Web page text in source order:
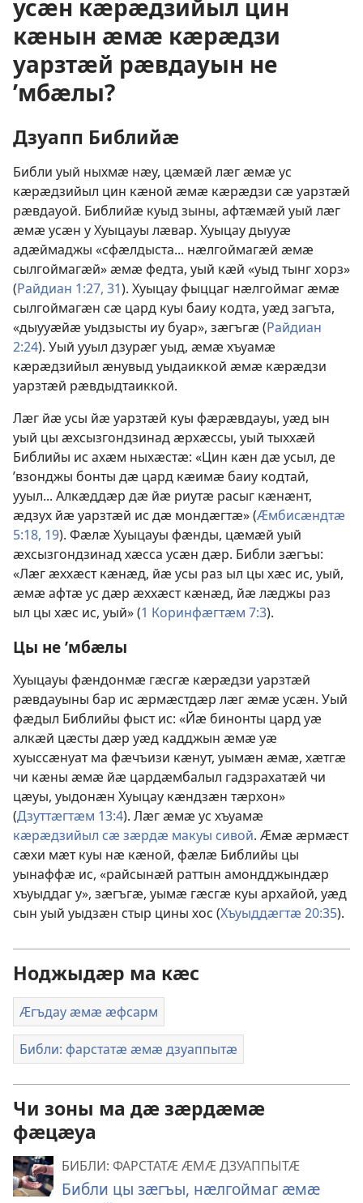
усӕн кӕрӕдзийыл цин
кӕнын ӕмӕ кӕрӕдзи
уарзтӕй рӕвдауын не
’мбӕлы?
Дзуапп Библийӕ
Библи уый ныхмӕ нӕу, цӕмӕй лӕг ӕмӕ ус
кӕрӕдзийыл цин кӕной ӕмӕ кӕрӕдзи сӕ уарзтӕй
рӕвдауой. Библийӕ куыд зыны, афтӕмӕй уый лӕг
ӕмӕ усӕн у Хуыцауы лӕвар. Хуыцау дыууӕ
адӕймаджы «сфӕлдыста... нӕлгоймагӕй ӕмӕ
сылгоймагӕй» ӕмӕ федта, уый кӕй «уыд тынг хорз»
(Райдиан 1:27, 31). Хуыцау фыццаг нӕлгоймаг ӕмӕ
сылгоймагӕн сӕ цард куы баиу кодта, уӕд загъта,
«дыууӕйӕ уыдзысты иу буар», зӕгъгӕ (Райдиан
2:24). Уый ууыл дзурӕг уыд, ӕмӕ хъуамӕ
кӕрӕдзийыл ӕнувыд уыдаиккой ӕмӕ кӕрӕдзи
уарзтӕй рӕвдыдтаиккой.
Лӕг йӕ усы йӕ уарзтӕй куы фӕрӕвдауы, уӕд ын
уый цы ӕхсызгондзинад ӕрхӕссы, уый тыххӕй
Библийы ис ахӕм ныхӕстӕ: «Цин кӕн дӕ усыл, де
’взонджы бонты дӕ цард кӕимӕ баиу кодтай,
ууыл... Алкӕддӕр дӕ йӕ риутӕ расыг кӕнӕнт,
ӕдзух йӕ уарзтӕй ис дӕ мондӕгтӕ» (Ӕмбисӕндтӕ
5:18, 19). Фӕлӕ Хуыцауы фӕнды, цӕмӕй уый
ӕхсызгондзинад хӕсса усӕн дӕр. Библи зӕгъы:
«Лӕг ӕххӕст кӕнӕд, йӕ усы раз ыл цы хӕс ис, уый,
ӕмӕ афтӕ ус дӕр ӕххӕст кӕнӕд, йӕ лӕджы раз
ыл цы хӕс ис, уый» (1 Коринфӕгтӕм 7:3).
Цы не ’мбӕлы
Хуыцауы фӕндонмӕ гӕсгӕ кӕрӕдзи уарзтӕй
рӕвдауыны бар ис ӕрмӕстдӕр лӕг ӕмӕ усӕн. Уый
фӕдыл Библийы фыст ис: «Йӕ бинонты цард уӕ
алкӕй цӕсты дӕр уӕд кадджын ӕмӕ уӕ
хуыссӕнуат ма фӕчъизи кӕнут, уымӕн ӕмӕ, хӕтгӕ
чи кӕны ӕмӕ йӕ цардӕмбалыл гадзрахатӕй чи
цӕуы, уыдонӕн Хуыцау кӕндзӕн тӕрхон»
(Дзуттӕгтӕм 13:4). Лӕг ӕмӕ ус хъуамӕ
кӕрӕдзийыл сӕ зӕрдӕ макуы сивой. Ӕмӕ ӕрмӕст
сӕхи мӕт куы нӕ кӕной, фӕлӕ Библийы цы
уынаффӕ ис, «райсынӕй раттын амондджындӕр
хъуыддаг у», зӕгъгӕ, уымӕ гӕсгӕ куы архайой, уӕд
сын уый уыдзӕн стыр цины хос (Хъуыддӕгтӕ 20:35).
Ноджыдӕр ма кӕс
Ӕгъдау ӕмӕ ӕфсарм
Библи: фарстатӕ ӕмӕ дзуаппытӕ
Чи зоны ма дӕ зӕрдӕмӕ
фӕцӕуа
БИБЛИ: ФАРСТАТӔ ӔМӔ ДЗУАППЫТӔ
Библи цы зӕгъы, нӕлгоймаг ӕмӕ